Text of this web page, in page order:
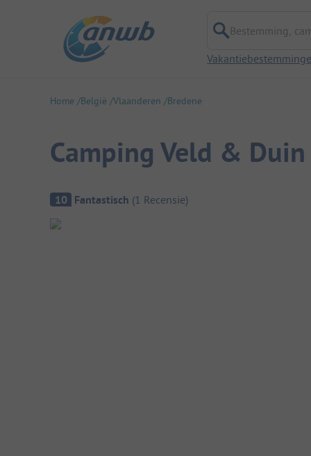
Bestemming,
Home België Vlaanderen Bredene
Camping Veld & Duin
Camping overzicht
10 Fantastisch (1 Recensie)